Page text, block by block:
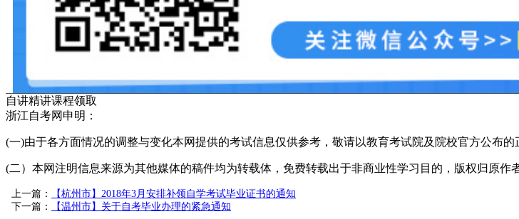
自讲精讲课程领取
浙江自考网申明：
(一)由于各方面情况的调整与变化本网提供的考试信息仅供参考，敬请以教育考试院及院校官方公布的
(二）本网注明信息来源为其他媒体的稿件均为转载体，免费转载出于非商业性学习目的，版权归原作
上一篇：
【杭州市】2018年3月安排补领自学考试毕业证书的通知
下一篇：
【温州市】关于自考毕业办理的紧急通知